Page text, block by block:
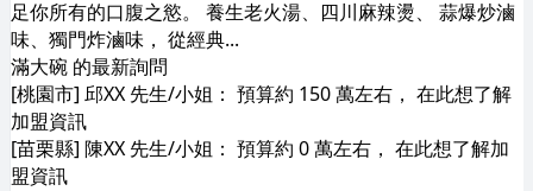
足你所有的口腹之慾。 養生老火湯、四川麻辣燙、 蒜爆炒滷
味、獨門炸滷味， 從經典...
滿大碗 的最新詢問
[桃園市] 邱XX 先生/小姐： 預算約 150 萬左右， 在此想了解
加盟資訊
[苗栗縣] 陳XX 先生/小姐： 預算約 0 萬左右， 在此想了解加
盟資訊